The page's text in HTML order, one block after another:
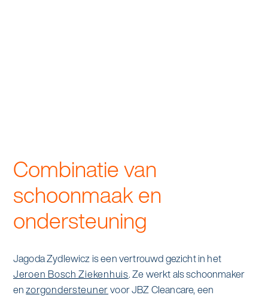
Innovatie & Asito
Mens & Asito
Werken bij Asito
Zoeken
Combinatie van
schoonmaak en
ondersteuning
Jagoda Zydlewicz is een vertrouwd gezicht in het
Jeroen Bosch Ziekenhuis. Ze werkt als schoonmaker
enzorgondersteunervoor JBZ Cleancare, een